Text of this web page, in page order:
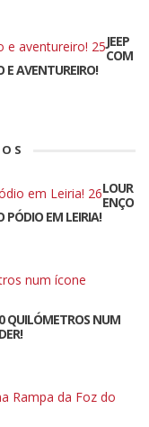
JEEP
COM
E AVENTUREIRO!
LOUR
ENÇO
PÓDIO EM LEIRIA!
QUILÓMETROS NUM